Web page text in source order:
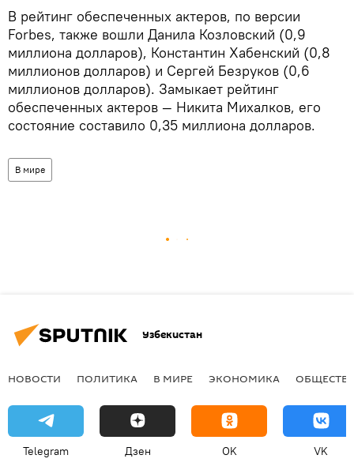
В рейтинг обеспеченных актеров, по версии
Forbes, также вошли Данила Козловский (0,9
миллиона долларов), Константин Хабенский (0,8
миллионов долларов) и Сергей Безруков (0,6
миллионов долларов). Замыкает рейтинг
обеспеченных актеров — Никита Михалков, его
состояние составило 0,35 миллиона долларов.
В мире
Узбекистан
НОВОСТИ ПОЛИТИКА В МИРЕ ЭКОНОМИКА
Telegram Дзен OK VK